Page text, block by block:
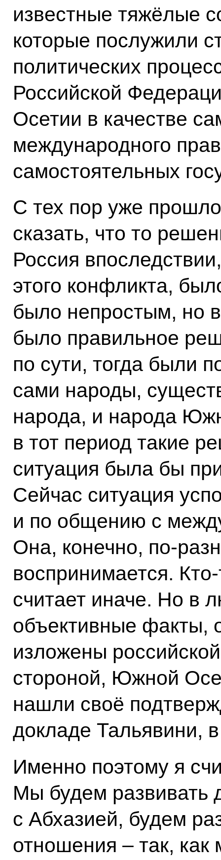
известные тяжёлые
которые послужили
политических
Российской
Осетии в качестве
международного
самостоятельных
С тех пор уже
сказать, что то
Россия
этого конфликта,
было непростым, но
было правильное
по сути, тогда были
сами народы,
народа, и народа
в тот период такие
ситуация была бы
Сейчас ситуация
и по общению с
Она, конечно,
воспринимается.
считает иначе. Но в
объективные факты,
изложены
стороной, Южной
нашли своё
докладе Тальявини,
Именно поэтому я
Мы будем развивать
с Абхазией, будем
отношения – так,